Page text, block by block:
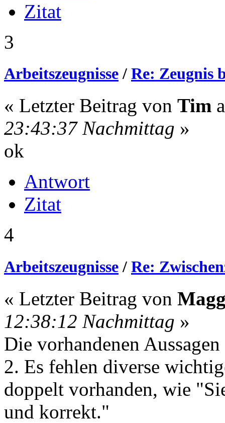
Zitat
3
Arbeitszeugnisse / Re: Zeugnis
« Letzter Beitrag von Tim
23:43:37 Nachmittag »
ok
Antwort
Zitat
4
Arbeitszeugnisse / Re:
« Letzter Beitrag von
12:38:12 Nachmittag »
Die vorhandenen
2. Es fehlen diverse
doppelt vorhanden, wie
und korrekt."